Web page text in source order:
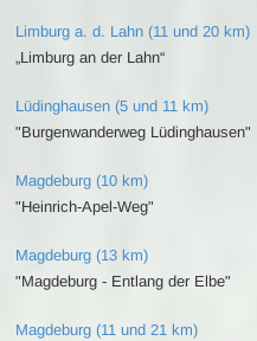
Limburg a. d. Lahn (11 und 20 km)
„Limburg an der Lahn“
Lüdinghausen (5 und 11 km)
"Burgenwanderweg Lüdinghausen"
Magdeburg (10 km)
"Heinrich-Apel-Weg"
Magdeburg (13 km)
"Magdeburg - Entlang der Elbe"
Magdeburg (11 und 21 km)